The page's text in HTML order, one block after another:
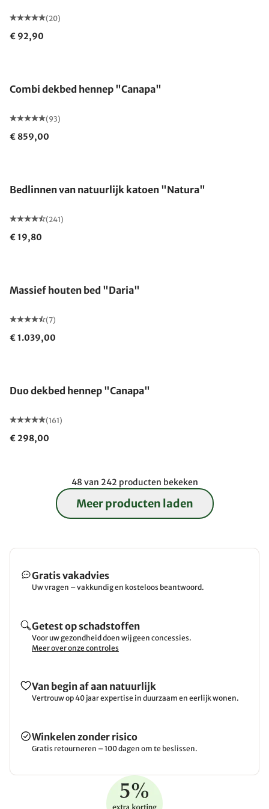
(20)
€ 92,90
Combi dekbed hennep "Canapa"
(93)
€ 859,00
Bedlinnen van natuurlijk katoen "Natura"
(241)
€ 19,80
Massief houten bed "Daria"
(7)
€ 1.039,00
Duo dekbed hennep "Canapa"
(161)
€ 298,00
48 van 242 producten bekeken
Meer producten laden
Gratis vakadvies
Uw vragen – vakkundig en kosteloos beantwoord.
Getest op schadstoffen
Voor uw gezondheid doen wij geen concessies.
Meer over onze controles
Van begin af aan natuurlijk
Vertrouw op 40 jaar expertise in duurzaam en eerlijk wonen.
Winkelen zonder risico
Gratis retourneren – 100 dagen om te beslissen.